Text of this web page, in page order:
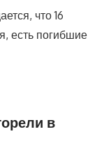
что 16
есть погибшие
в